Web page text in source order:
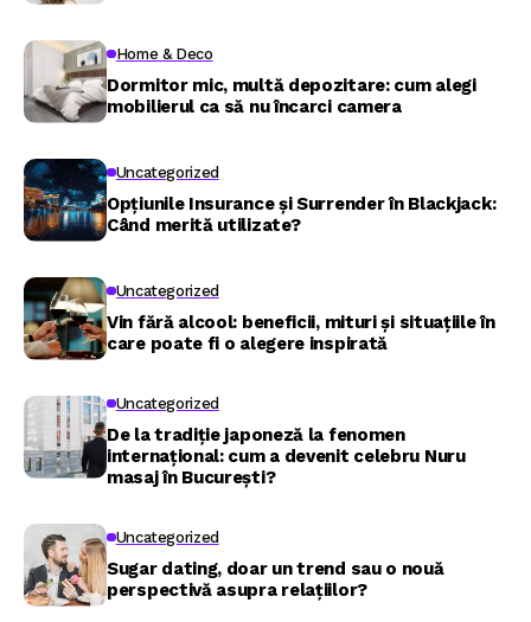
Home & Deco
Dormitor mic, multă depozitare: cum alegi
mobilierul ca să nu încarci camera
Uncategorized
Opțiunile Insurance și Surrender în Blackjack:
Când merită utilizate?
Uncategorized
Vin fără alcool: beneficii, mituri și situațiile în
care poate fi o alegere inspirată
Uncategorized
De la tradiție japoneză la fenomen
internațional: cum a devenit celebru Nuru
masaj în București?
Uncategorized
Sugar dating, doar un trend sau o nouă
perspectivă asupra relațiilor?